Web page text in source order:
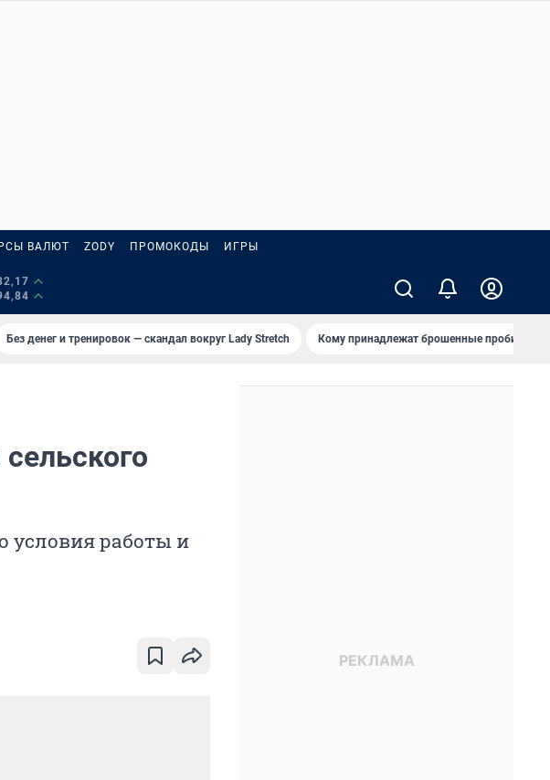
ВАЛЮТ ZODY ПРОМОКОДЫ ИГРЫ
Без денег и тренировок — скандал вокруг Lady Stretch Кому принадлежат брошенные пробирки?
условия работы и